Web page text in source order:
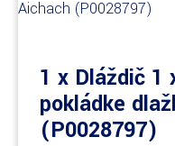
1 x Dláždič 1
pokládke
(P0028797)